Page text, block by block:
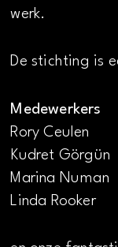
werk.
De stichting is
Medewerkers
Rory Ceulen
Kudret Görgün
Marina Numan
Linda Rooker